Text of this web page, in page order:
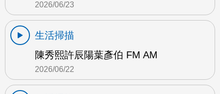
2026/06/23
生活掃描
陳秀熙許辰陽葉彥伯 FM AM
2026/06/22